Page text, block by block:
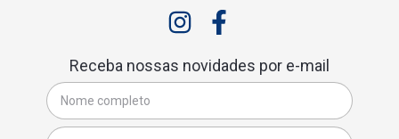
Receba nossas novidades por e-mail